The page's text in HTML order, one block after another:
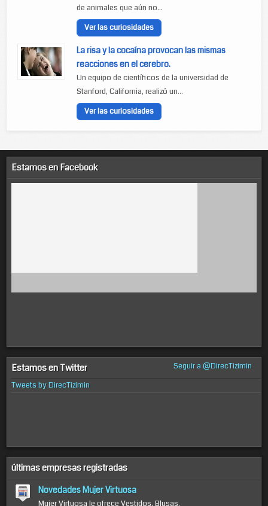
de animales que aún no...
Ver las curiosidades
La risa y la cocaína provocan las mismas
reacciones en el cerebro.
Un equipo de científicos de la universidad de
Stanford, California, realizó un...
Ver las curiosidades
Estamos en Facebook
Estamos en Twitter
Seguir a @DirecTizimin
Tweets by DirecTizimin
últimas empresas registradas
Novedades Mujer Virtuosa
Mujer Virtuosa le ofrece Vestidos, Blusas,